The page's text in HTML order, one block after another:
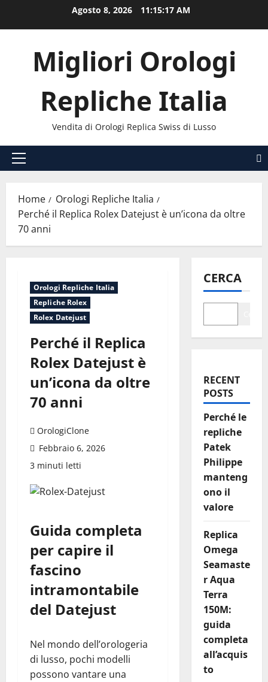
Agosto 8, 2026 11:15:18 AM
Migliori Orologi
Repliche Italia
Vendita di Orologi Replica Swiss di Lusso
Menu
Home
Orologi Repliche Italia
Perché il Replica Rolex Datejust è un’icona da oltre
70 anni
Orologi Repliche Italia
Repliche Rolex
Rolex Datejust
Perché il Replica
Rolex Datejust è
un’icona da oltre
70 anni
OrologiClone
Febbraio 6, 2026
3 minuti letti
Guida completa
per capire il
fascino
intramontabile
del Datejust
Nel mondo dell’orologeria
di lusso, pochi modelli
possono vantare una
CERCA
RECENT
POSTS
Perché le
repliche
Patek
Philippe
manteng
ono il
valore
Replica
Omega
Seamaste
r Aqua
Terra
150M:
guida
completa
all’acquis
to